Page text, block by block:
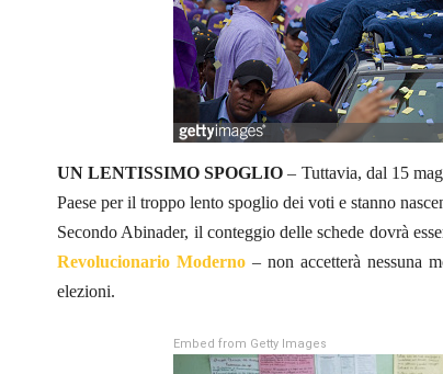
UN LENTISSIMO SPOGLIO – Tuttavia, dal 15
Paese per il troppo lento spoglio dei voti e stanno
Secondo Abinader, il conteggio delle schede dovrà
Revolucionario Moderno – non accetterà nessuna
elezioni.
Embed from Getty Images